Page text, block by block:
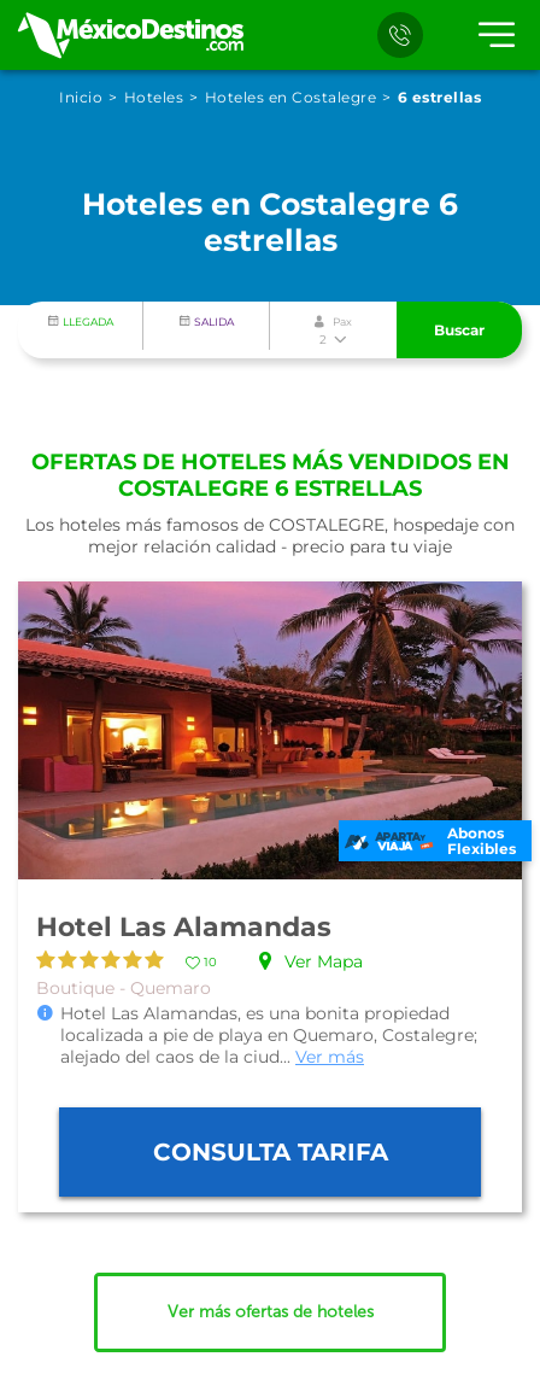
Inicio Hoteles Hoteles en Costalegre 6 estrellas
Hoteles en Costalegre 6
estrellas
LLEGADA SALIDA Pax
2
Buscar
OFERTAS DE HOTELES MÁS VENDIDOS EN
COSTALEGRE 6 ESTRELLAS
Los hoteles más famosos de COSTALEGRE, hospedaje con
mejor relación calidad - precio para tu viaje
Abonos
Flexibles
Hotel Las Alamandas
10
Ver Mapa
Boutique - Quemaro
Hotel Las Alamandas, es una bonita propiedad
localizada a pie de playa en Quemaro, Costalegre;
alejado del caos de la ciud... Ver más
CONSULTA TARIFA
Ver más ofertas de hoteles